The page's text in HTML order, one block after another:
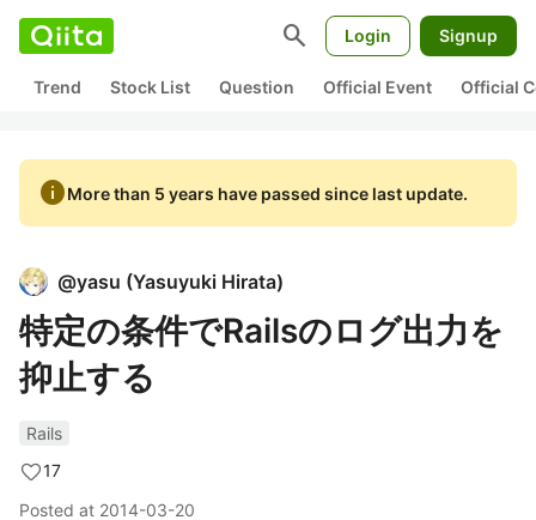
search Login Signup
Trend Stock List Question Official Event Official
infoMore than 5 years have passed since last update.
@yasu (Yasuyuki Hirata)
特定の条件でRailsのログ出力を
抑止する
Rails
17
Posted at 2014-03-20